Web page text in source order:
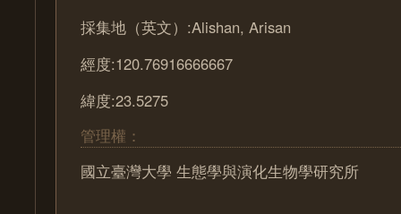
採集地（英文）:Alishan, Arisan
經度:120.76916666667
緯度:23.5275
管理權：
國立臺灣大學 生態學與演化生物學研究所